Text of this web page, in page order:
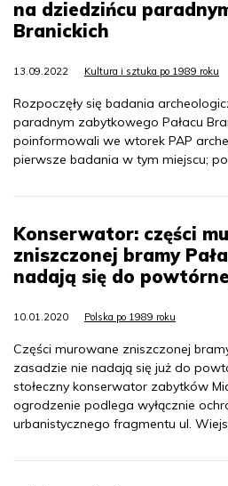
na dziedzińcu
Branickich
13.09.2022 Kultura i sztuka po 1989 roku
Rozpoczęły się badania
paradnym zabytkowego Pałacu
poinformowali we wtorek PAP
pierwsze badania w tym miejscu;
Konserwator: części
zniszczonej bramy
nadają się do
10.01.2020 Polska po 1989 roku
Części murowane zniszczonej
zasadzie nie nadają się już do
stołeczny konserwator zabytków
ogrodzenie podlega wyłącznie
urbanistycznego fragmentu ul.